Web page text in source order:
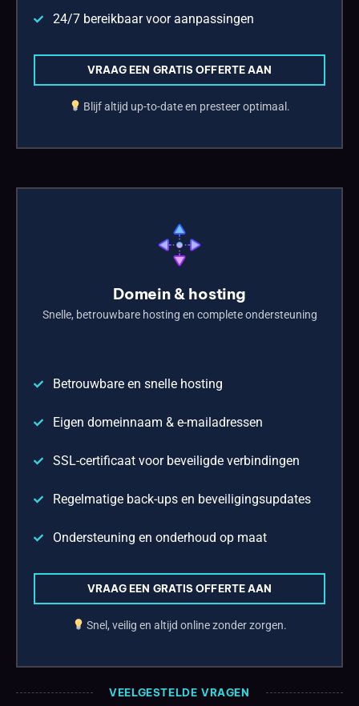
24/7 bereikbaar voor aanpassingen
VRAAG EEN GRATIS OFFERTE AAN
Blijf altijd up-to-date en presteer optimaal.
Domein & hosting
Snelle, betrouwbare hosting en complete ondersteuning
Betrouwbare en snelle hosting
Eigen domeinnaam & e-mailadressen
SSL-certificaat voor beveiligde verbindingen
Regelmatige back-ups en beveiligingsupdates
Ondersteuning en onderhoud op maat
VRAAG EEN GRATIS OFFERTE AAN
Snel, veilig en altijd online zonder zorgen.
VEELGESTELDE VRAGEN